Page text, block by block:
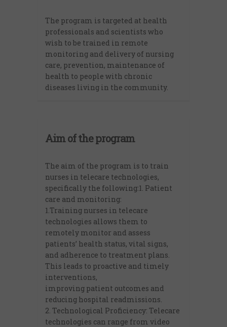
The program is targeted at health
professionals and scientists who
wish to be trained in remote
monitoring and delivery of nursing
care, prevention, maintenance of
health to people with chronic
diseases living in the community.
Aim of the program
The aim of the program is to train
nurses in telecare technologies,
specifically the following:1. Patient
care and monitoring:
1.Training nurses in telecare
technologies allows them to
remotely monitor and assess
patients’ health status, vital signs,
and adherence to treatment plans.
This leads to proactive and timely
interventions,
improving patient outcomes and
reducing hospital readmissions.
2. Technological Proficiency: Telecare
technologies can range from video